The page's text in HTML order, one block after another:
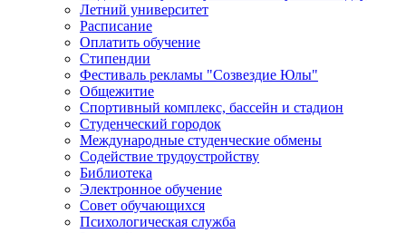
Летний университет
Расписание
Оплатить обучение
Стипендии
Фестиваль рекламы "Созвездие Юлы"
Общежитие
Спортивный комплекс, бассейн и стадион
Студенческий городок
Международные студенческие обмены
Содействие трудоустройству
Библиотека
Электронное обучение
Совет обучающихся
Психологическая служба